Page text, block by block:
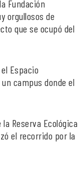
Fundación
orgullosos de
que se ocupó del
Espacio
campus donde el
Reserva Ecológica
el recorrido por la